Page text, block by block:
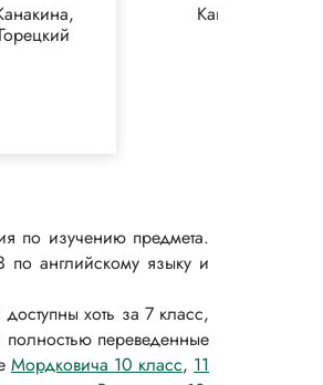
Горецкий
Канакина
по изучению предмета.
по английскому языку и
хоть за 7 класс,
полностью переведенные
Мордковича 10 класс, 11